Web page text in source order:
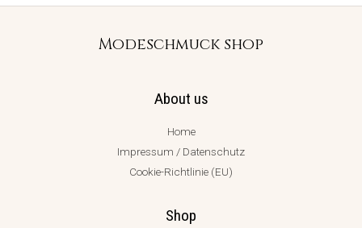
Modeschmuck shop
About us
Home
Impressum / Datenschutz
Cookie-Richtlinie (EU)
Shop